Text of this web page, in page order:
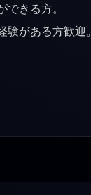
きる方。
がある方歓迎。